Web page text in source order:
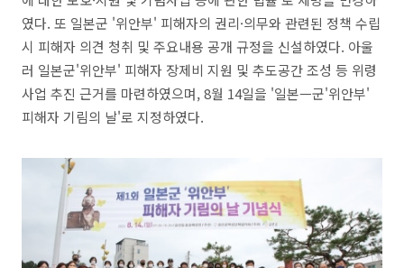
였다. 또 일본군 '위안부' 피해자의 권리·의무와 관련된 정책 수립
시 피해자 의견 청취 및 주요내용 공개 규정을 신설하였다. 아울
러 일본군'위안부' 피해자 장제비 지원 및 추도공간 조성 등 위령
사업 추진 근거를 마련하였으며, 8월 14일을 '일본ㅡ군'위안부'
피해자 기림의 날'로 지정하였다.